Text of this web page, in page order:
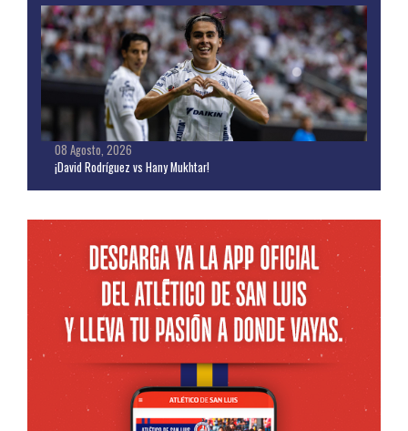
08 Agosto, 2026
¡David Rodríguez vs Hany Mukhtar!